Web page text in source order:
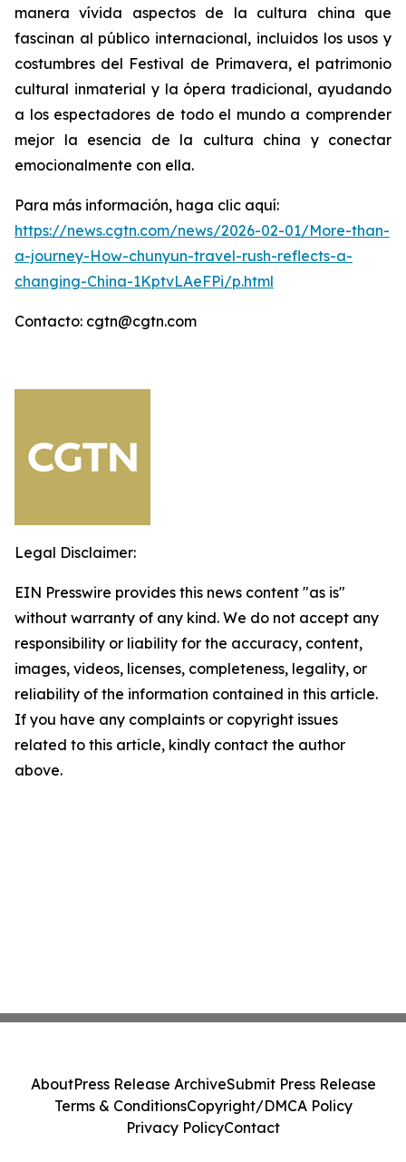
manera vívida aspectos de la cultura china que
fascinan al público internacional, incluidos los usos y
costumbres del Festival de Primavera, el patrimonio
cultural inmaterial y la ópera tradicional, ayudando
a los espectadores de todo el mundo a comprender
mejor la esencia de la cultura china y conectar
emocionalmente con ella.
Para más información, haga clic aquí:
https://news.cgtn.com/news/2026-02-01/More-than-
a-journey-How-chunyun-travel-rush-reflects-a-
changing-China-1KptvLAeFPi/p.html
Contacto: cgtn@cgtn.com
Legal Disclaimer:
EIN Presswire provides this news content "as is"
without warranty of any kind. We do not accept any
responsibility or liability for the accuracy, content,
images, videos, licenses, completeness, legality, or
reliability of the information contained in this article.
If you have any complaints or copyright issues
related to this article, kindly contact the author
above.
AboutPress Release ArchiveSubmit Press Release
Terms & ConditionsCopyright/DMCA Policy
Privacy PolicyContact